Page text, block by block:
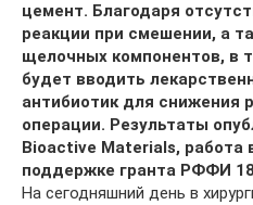
цемент. Благодаря
реакции при смешении, а
щелочных компонентов, в
будет вводить
антибиотик для снижения
операции. Результаты
Bioactive Materials, работа
поддержке гранта РФФИ
На сегодняшний день в